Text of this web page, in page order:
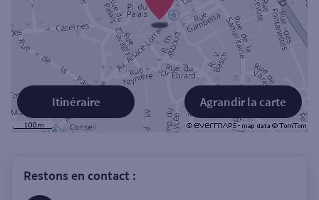
Agrandir la carte
Itinéraire
Restons en contact :